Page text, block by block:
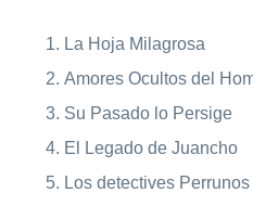
La Hoja Milagrosa
Amores Ocultos del
Su Pasado lo Persige
El Legado de Juancho
Los detectives Perrunos